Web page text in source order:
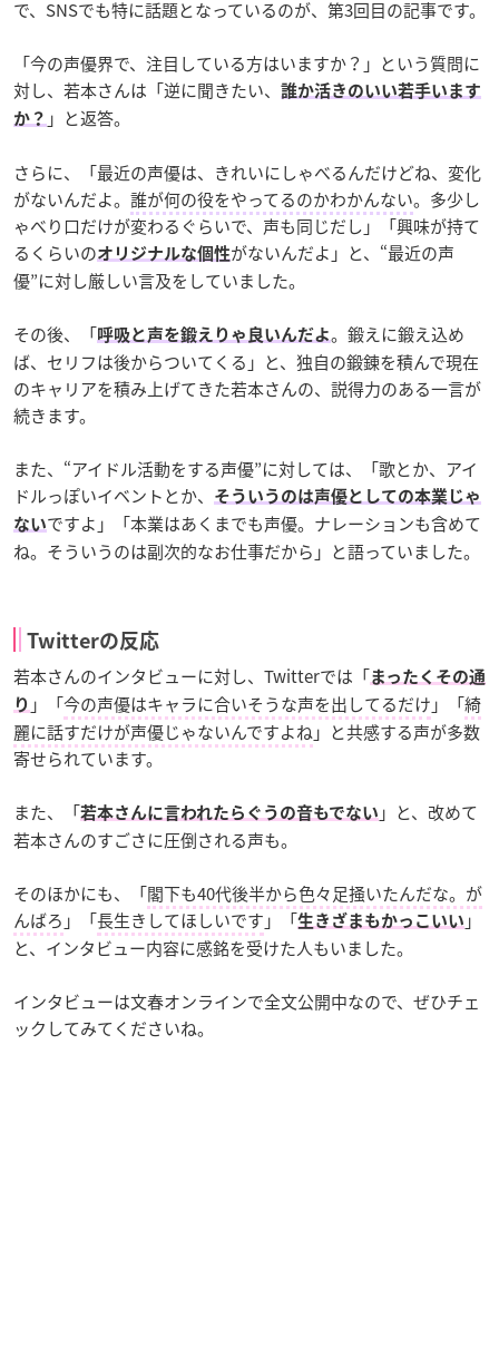
で、SNSでも特に話題となっているのが、第3回目の記事です。
「今の声優界で、注目している方はいますか？」という質問に
対し、若本さんは「逆に聞きたい、
誰か活きのいい若手います
か？ 」と返答。
さらに、「最近の声優は、きれいにしゃべるんだけどね、変化
がないんだよ。 誰が何の役をやってるのかわかんない。多少し
ゃべり口だけが変わるぐらいで、声も同じだし」「興味が持て
るくらいのオリジナルな個性がないんだよ」と、“最近の声
優”に対し厳しい言及をしていました。
その後、「呼吸と声を鍛えりゃ良いんだよ。鍛えに鍛え込め
ば、セリフは後からついてくる」と、独自の鍛錬を積んで現在
のキャリアを積み上げてきた若本さんの、説得力のある一言が
続きます。
また、“アイドル活動をする声優”に対しては、「歌とか、アイ
ドルっぽいイベントとか、
そういうのは声優としての本業じゃ
ないですよ」「本業はあくまでも声優。ナレーションも含めて
ね。そういうのは副次的なお仕事だから」と語っていました。
Twitterの反応
若本さんのインタビューに対し、Twitterでは「まったくその通
り 」「今の声優はキャラに合いそうな声を出してるだけ 」「綺
麗に話すだけが声優じゃないんですよね」と共感する声が多数
寄せられています。
また、「若本さんに言われたらぐうの音もでない 」と、改めて
若本さんのすごさに圧倒される声も。
そのほかにも、「閣下も40代後半から色々足掻いたんだな。が
んばろ 」「長生きしてほしいです 」「生きざまもかっこいい 」
と、インタビュー内容に感銘を受けた人もいました。
インタビューは文春オンラインで全文公開中なので、ぜひチェ
ックしてみてくださいね。